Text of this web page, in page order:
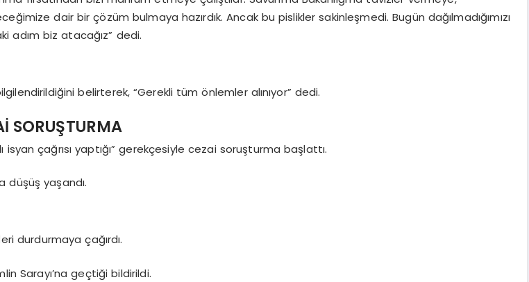
dair bir çözüm bulmaya hazırdık. Ancak bu pislikler sakinleşmedi. Bugün dağılmadığımızı
adım biz atacağız” dedi.
belirterek, “Gerekli tüm önlemler alınıyor” dedi.
SORUŞTURMA
isyan çağrısı yaptığı” gerekçesiyle cezai soruşturma başlattı.
düşüş yaşandı.
durdurmaya çağırdı.
Sarayı’na geçtiği bildirildi.